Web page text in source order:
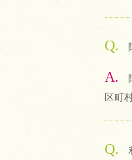
Q.
A.
区町
Q.